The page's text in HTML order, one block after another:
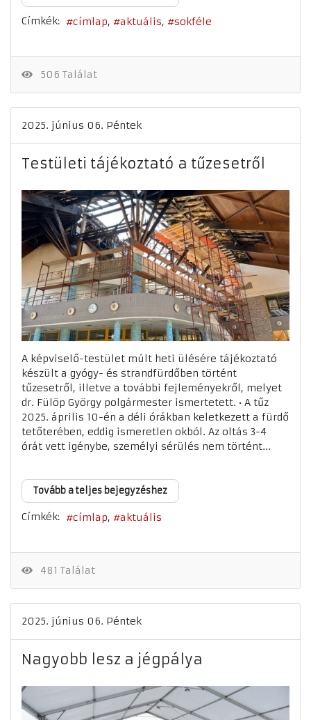
Címkék: címlap aktuális sokféle
506 Találat
2025. június 06. Péntek
Testületi tájékoztató a tűzesetről
A képviselő-testület múlt heti ülésére tájékoztató
készült a gyógy- és strandfürdőben történt
tűzesetről, illetve a további fejleményekről, melyet
dr. Fülöp György polgármester ismertetett. • A tűz
2025. április 10-én a déli órákban keletkezett a fürdő
tetőterében, eddig ismeretlen okból. Az oltás 3-4
órát vett igénybe, személyi sérülés nem történt...
Tovább a teljes bejegyzéshez
Címkék: címlap aktuális
481 Találat
2025. június 06. Péntek
Nagyobb lesz a jégpálya